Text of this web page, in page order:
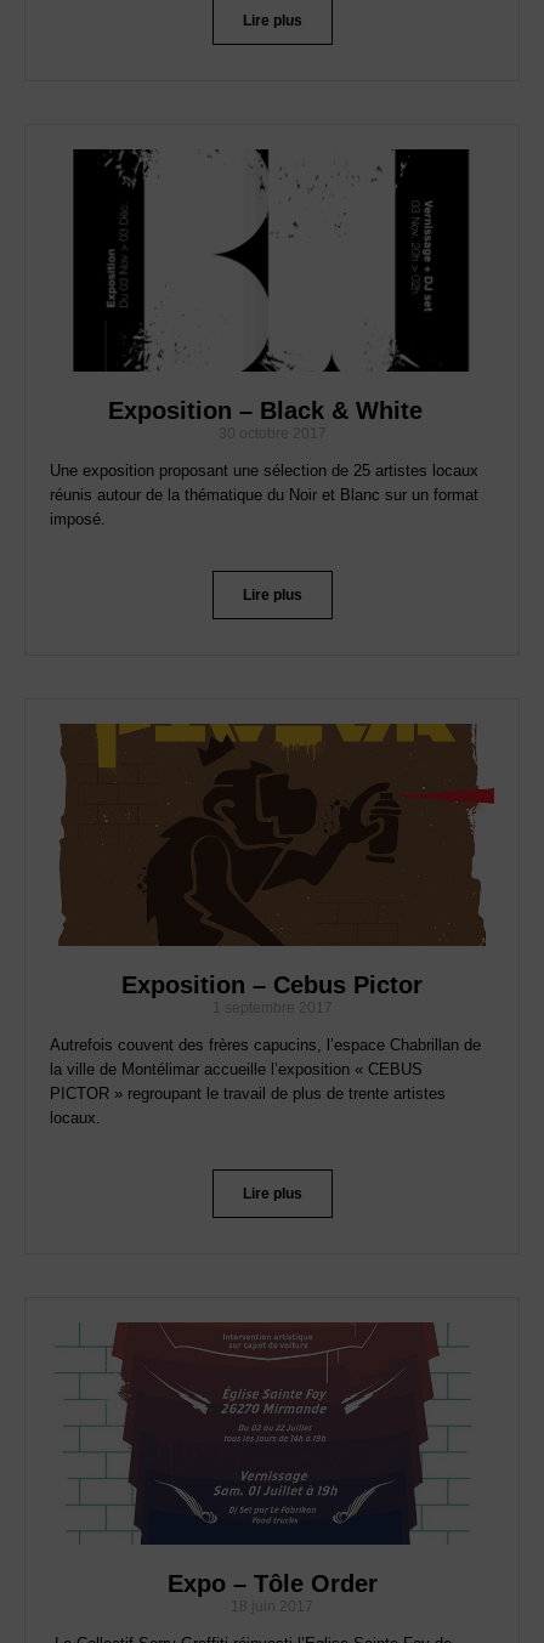
Lire plus
Exposition – Black & White
30 octobre 2017
Une exposition proposant une sélection de 25 artistes locaux
réunis autour de la thématique du Noir et Blanc sur un format
imposé.
Lire plus
Exposition – Cebus Pictor
1 septembre 2017
Autrefois couvent des frères capucins, l’espace Chabrillan de
la ville de Montélimar accueille l’exposition « CEBUS
PICTOR » regroupant le travail de plus de trente artistes
locaux.
Lire plus
Expo – Tôle Order
18 juin 2017